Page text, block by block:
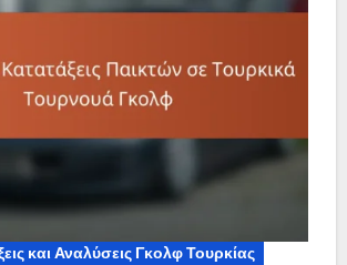
και Αναλύσεις Γκολφ Τουρκίας